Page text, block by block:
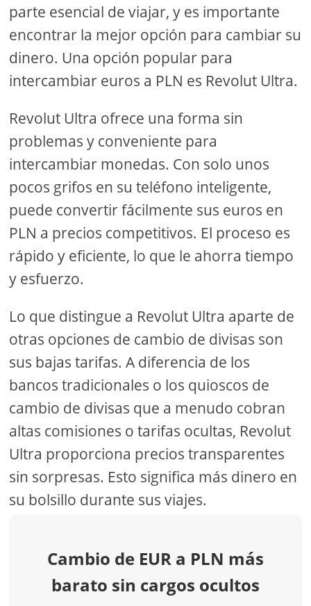
parte esencial de viajar, y es importante
encontrar la mejor opción para cambiar su
dinero. Una opción popular para
intercambiar euros a PLN es Revolut Ultra.
Revolut Ultra ofrece una forma sin
problemas y conveniente para
intercambiar monedas. Con solo unos
pocos grifos en su teléfono inteligente,
puede convertir fácilmente sus euros en
PLN a precios competitivos. El proceso es
rápido y eficiente, lo que le ahorra tiempo
y esfuerzo.
Lo que distingue a Revolut Ultra aparte de
otras opciones de cambio de divisas son
sus bajas tarifas. A diferencia de los
bancos tradicionales o los quioscos de
cambio de divisas que a menudo cobran
altas comisiones o tarifas ocultas, Revolut
Ultra proporciona precios transparentes
sin sorpresas. Esto significa más dinero en
su bolsillo durante sus viajes.
Cambio de EUR a PLN más
barato sin cargos ocultos